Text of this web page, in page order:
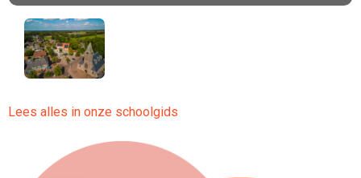
Lees alles in onze schoolgids